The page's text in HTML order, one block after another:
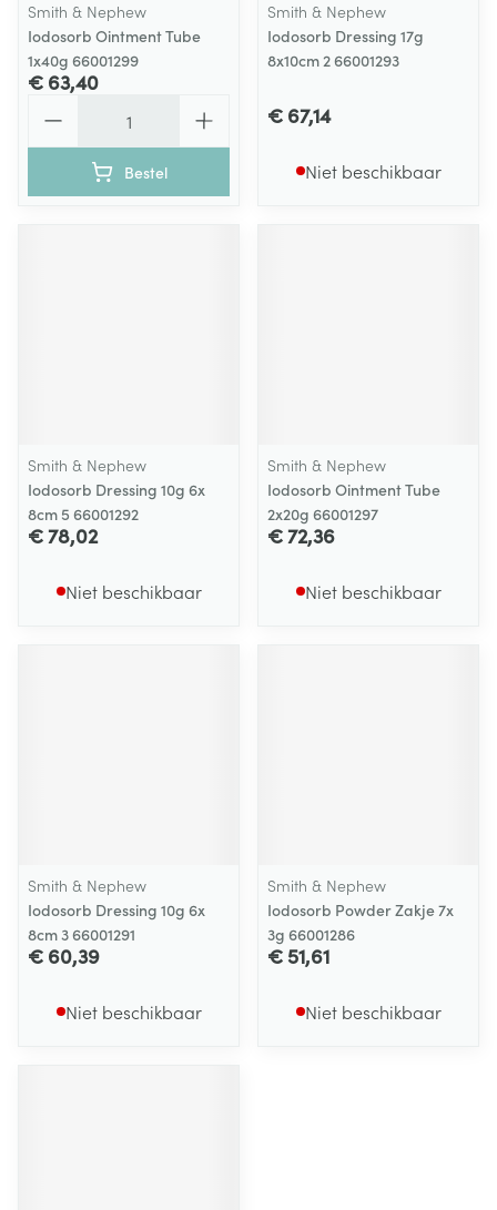
Smith & Nephew
Iodosorb Ointment Tube
1x40g 66001299
€ 63,40
Bestel
Smith & Nephew
Iodosorb Dressing 17g
8x10cm 2 66001293
€ 67,14
Niet beschikbaar
Smith & Nephew
Iodosorb Dressing 10g 6x
8cm 5 66001292
€ 78,02
Niet beschikbaar
Smith & Nephew
Iodosorb Ointment Tube
2x20g 66001297
€ 72,36
Niet beschikbaar
Smith & Nephew
Iodosorb Dressing 10g 6x
8cm 3 66001291
€ 60,39
Niet beschikbaar
Smith & Nephew
Iodosorb Powder Zakje 7x
3g 66001286
€ 51,61
Niet beschikbaar